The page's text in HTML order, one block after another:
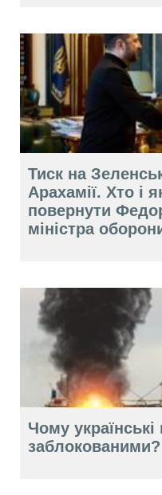
Тиск на
Арахамії. Хто і
повернути
міністра
Чому
заблокованими?